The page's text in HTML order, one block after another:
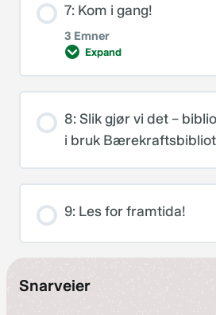
7: Kom i gang!
3 Emner
Expand
0% FULLFØRT 0/3 Steps
Litt mer innsats: Lesesirkel
8: Slik gjør vi det –
i bruk
9: Les for framtida!
Snarveier